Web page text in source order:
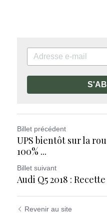
Billet précédent
UPS bientôt sur la
100% ...
Billet suivant
Audi Q5 2018 :
Revenir au site